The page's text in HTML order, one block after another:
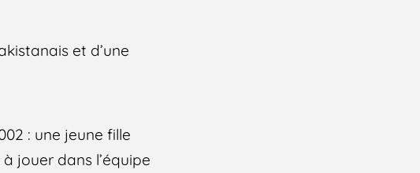
et d’une
: une jeune fille
jouer dans l’équipe